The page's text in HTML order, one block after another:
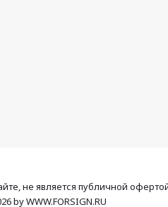
не является публичной
by WWW.FORSIGN.RU